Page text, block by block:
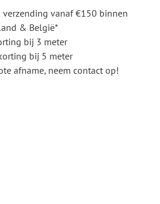
verzending vanaf €150 binnen
& België*
bij 3 meter
bij 5 meter
afname, neem contact op!